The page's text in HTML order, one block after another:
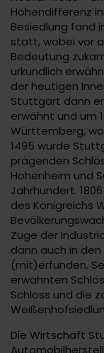
Höhendifferenz
Besiedlung fand
statt, wobei vor
Bedeutung
urkundlich
der heutigen
Stuttgart dann
erwähnt und um
Württemberg,
1495 wurde
prägenden
Hohenheim und
Jahrhundert.
des Königreichs
Zuge der
dann auch in
(mit)erfunden.
erwähnten
Schloss und die
Die Wirtschaft